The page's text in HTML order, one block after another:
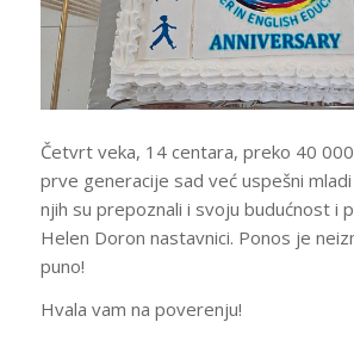
Četvrt veka, 14 centara, preko 40
prve generacije sad već uspešni
njih su prepoznali i svoju budućnost i
Helen Doron nastavnici. Ponos je
puno!
Hvala vam na poverenju!